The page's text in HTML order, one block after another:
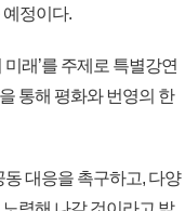
정이다.
래’를 주제로 특별강연
통해 평화와 번영의 한
대응을 촉구하고, 다양